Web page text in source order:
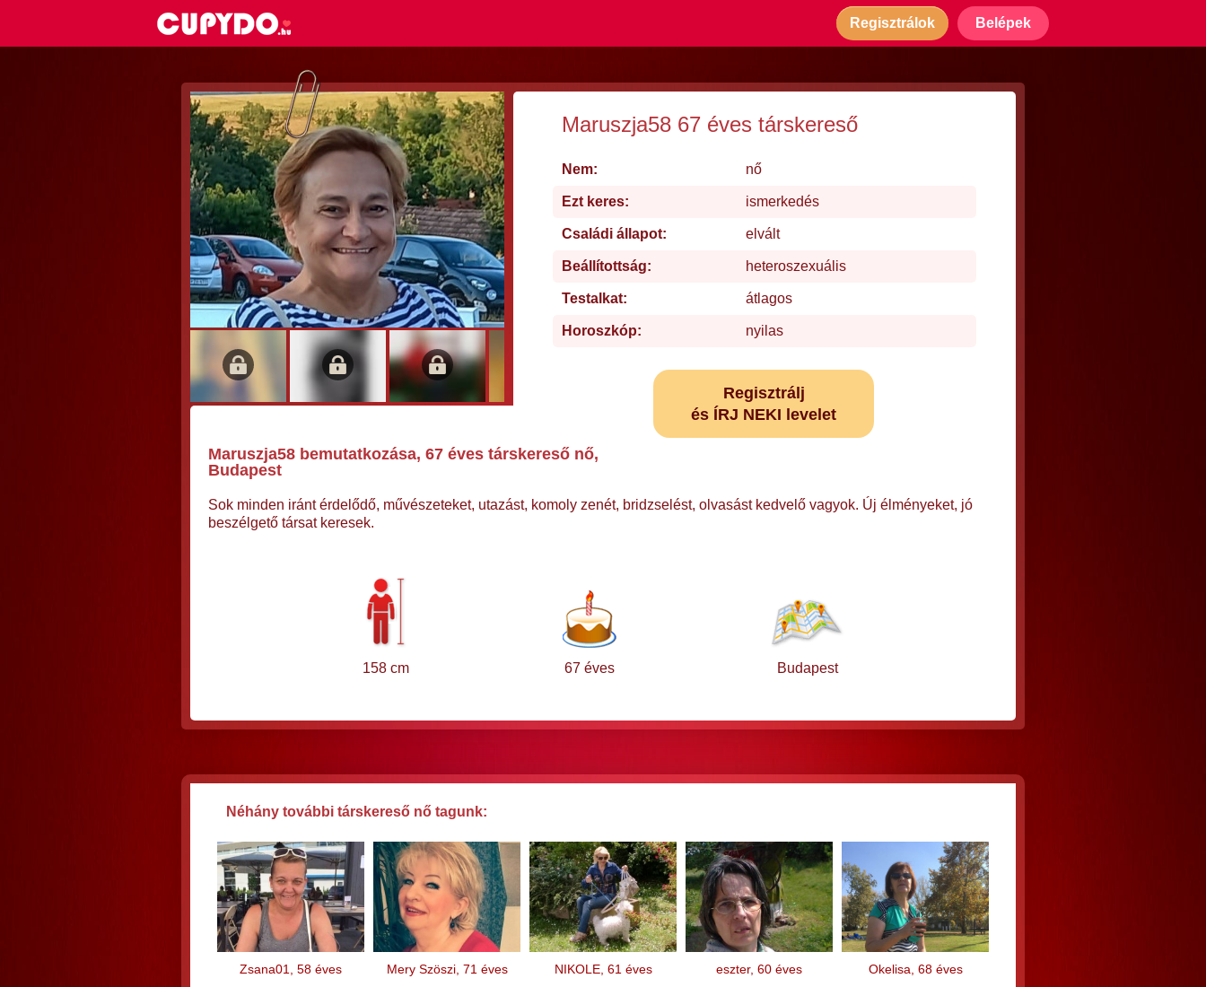
Regisztrálok Belépek
Maruszja58 67 éves társkereső
Nem: nő
Ezt keres: ismerkedés
Családi állapot: elvált
Beállítottság: heteroszexuális
Testalkat: átlagos
Horoszkóp: nyilas
Regisztrálj
és ÍRJ NEKI levelet
Maruszja58 bemutatkozása, 67 éves társkereső nő,
Budapest
Sok minden iránt érdelődő, művészeteket, utazást, komoly zenét, bridzselést, olvasást kedvelő vagyok. Új élményeket, jó
beszélgető társat keresek.
158 cm 67 éves Budapest
Néhány további társkereső nő tagunk:
Zsana01, 58 éves Mery Szöszi, 71 éves NIKOLE, 61 éves eszter, 60 éves Okelisa, 68 éves